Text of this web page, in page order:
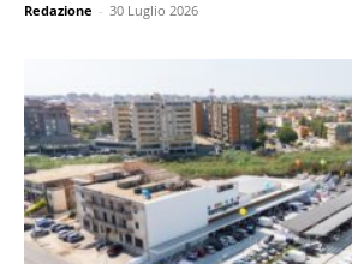
Redazione - 30 Luglio 2026